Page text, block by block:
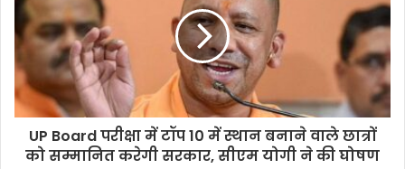
UP Board परीक्षा में टॉप 10 में स्थान बनाने वाले छात्रों
को सम्मानित करेगी सरकार, सीएम योगी ने की घोषण